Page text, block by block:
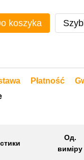
koszyka
Płatność
Од.
виміру